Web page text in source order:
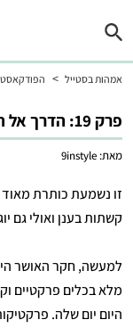
אמהות בסטייל > הפודקאסט
פרק 19: הדרך אל האושר
מאת: 9instyle
זו נשמעת כותרת מאוד
קשתות בענן ואולי גם
למעשה, חקר האושר
מלא בכלים פרקטיים
היום יום שלה.